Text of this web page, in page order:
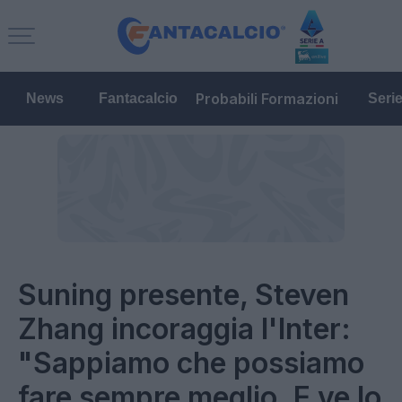
News Fantacalcio Probabili Formazioni
Suning presente, Steven
Zhang incoraggia l'Inter:
"Sappiamo che possiamo